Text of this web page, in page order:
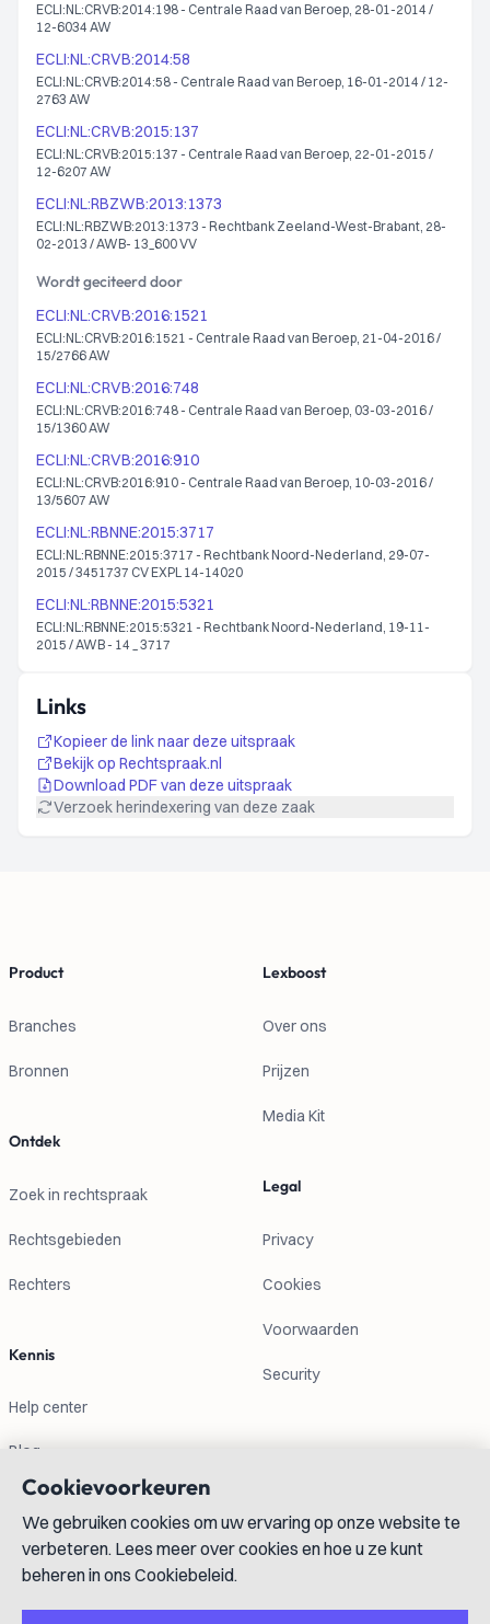
ECLI:NL:CRVB:2014:198 - Centrale Raad van Beroep, 28-01-2014 /
12-6034 AW
ECLI:NL:CRVB:2014:58
ECLI:NL:CRVB:2014:58 - Centrale Raad van Beroep, 16-01-2014 / 12-
2763 AW
ECLI:NL:CRVB:2015:137
ECLI:NL:CRVB:2015:137 - Centrale Raad van Beroep, 22-01-2015 /
12-6207 AW
ECLI:NL:RBZWB:2013:1373
ECLI:NL:RBZWB:2013:1373 - Rechtbank Zeeland-West-Brabant, 28-
02-2013 / AWB- 13_600 VV
Wordt geciteerd door
ECLI:NL:CRVB:2016:1521
ECLI:NL:CRVB:2016:1521 - Centrale Raad van Beroep, 21-04-2016 /
15/2766 AW
ECLI:NL:CRVB:2016:748
ECLI:NL:CRVB:2016:748 - Centrale Raad van Beroep, 03-03-2016 /
15/1360 AW
ECLI:NL:CRVB:2016:910
ECLI:NL:CRVB:2016:910 - Centrale Raad van Beroep, 10-03-2016 /
13/5607 AW
ECLI:NL:RBNNE:2015:3717
ECLI:NL:RBNNE:2015:3717 - Rechtbank Noord-Nederland, 29-07-
2015 / 3451737 CV EXPL 14-14020
ECLI:NL:RBNNE:2015:5321
ECLI:NL:RBNNE:2015:5321 - Rechtbank Noord-Nederland, 19-11-
2015 / AWB - 14 _ 3717
Links
Kopieer de link naar deze uitspraak
Bekijk op Rechtspraak.nl
Download PDF van deze uitspraak
Verzoek herindexering van deze zaak
Product
Branches
Bronnen
Ontdek
Zoek in rechtspraak
Rechtsgebieden
Rechters
Kennis
Help center
Blog
Lexboost
Over ons
Prijzen
Media Kit
Legal
Privacy
Cookies
Voorwaarden
Security
Contactgegevens
info@lexboost.com
Cookievoorkeuren
We gebruiken cookies om uw ervaring op onze website te
verbeteren. Lees meer over cookies en hoe u ze kunt
beheren in ons Cookiebeleid.